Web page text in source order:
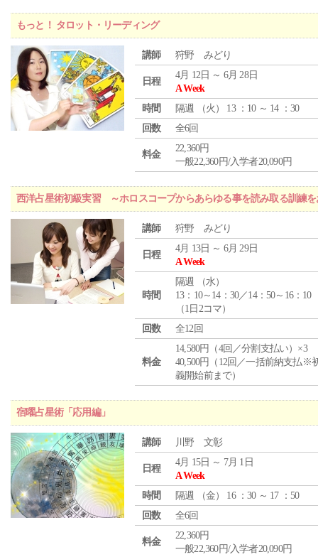
もっと！ タロット・リーディング
講師 狩野 みどり
日程
4月 12日 ～ 6月 28日
A Week
時間
隔週 （火 ） 13 ：10 ～ 14 ：30
回数
全6回
料金
22,360円
一般22,360円/入学者20,090円
西洋占星術初級実習 ～ホロスコープからあらゆる事を読み取る訓練を
講師 狩野 みどり
日程
4月 13日 ～ 6月 29日
A Week
時間
隔週 （水）
13：10～14：30／14：50～16：10
（1日2コマ）
回数
全12回
料金
14,580円（4回／分割支払い）×3
40,500円（12回／一括前納支払※
義開始前まで）
宿曜占星術「応用編」
講師 川野 文彰
日程
4月 15日 ～ 7月 1日
A Week
時間
隔週 （金） 16 ：30 ～ 17 ：50
回数
全6回
料金
22,360円
一般22,360円/入学者20,090円